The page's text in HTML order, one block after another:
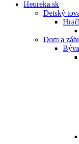
Heureka.sk
Detský
Dom a